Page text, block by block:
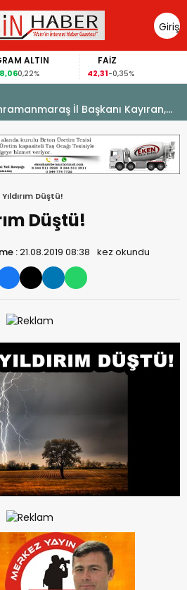
Giriş
Yap
ALTIN
0,22%
FAİZ
42,31-0,35%
İl Başkanı Kayıran,
Düştü!
Düştü!
:21.08.2019 08:38 kez okundu